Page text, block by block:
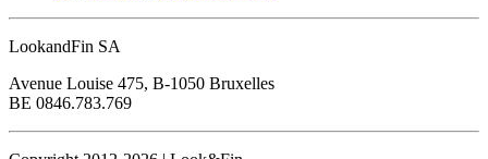
LookandFin SA
Avenue Louise 475, B-1050 Bruxelles
BE 0846.783.769